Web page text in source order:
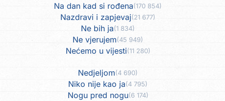
Na dan kad si rođena(170 854)
Nazdravi i zapjevaj(21 677)
Ne bih ja(1 834)
Ne vjerujem(45 949)
Nećemo u vijesti(11 280)
Nedjeljom(4 690)
Niko nije kao ja(4 795)
Nogu pred nogu(6 174)